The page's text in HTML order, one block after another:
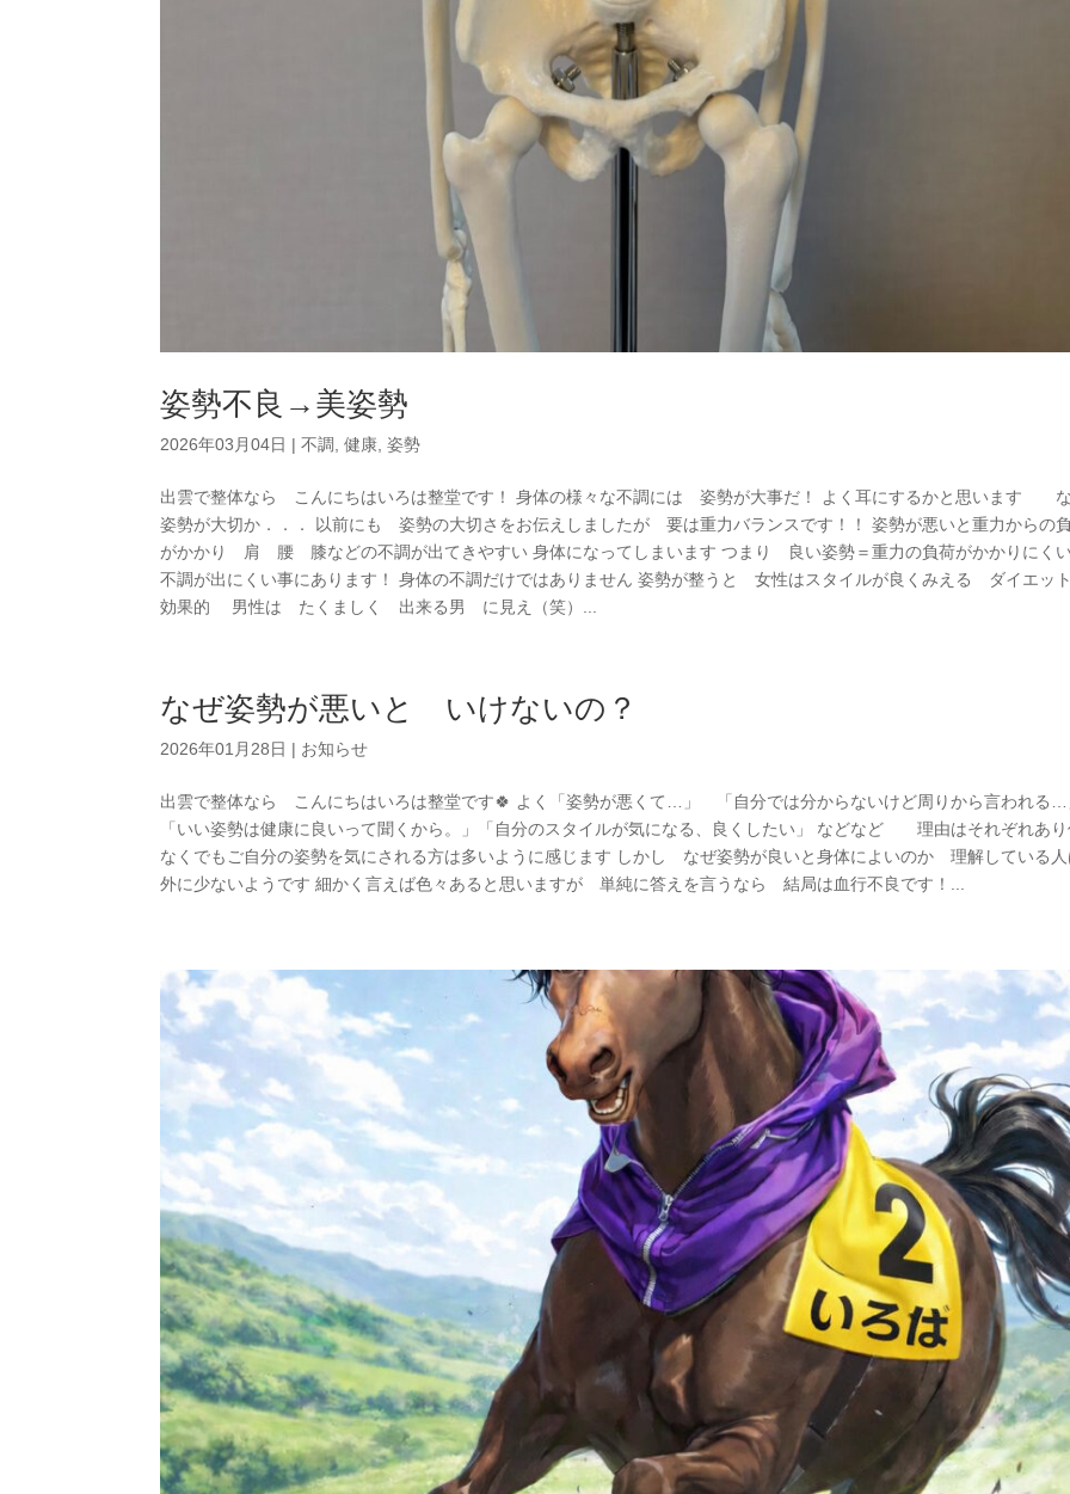
姿勢不良→美姿勢
2026年03月04日 |不調,健康,姿勢
出雲で整体なら こんにちはいろは整堂です！ 身体の様々な不調には 姿勢が大事だ！ よく耳にするかと思います
姿勢が大切か．．． 以前にも 姿勢の大切さをお伝えしましたが 要は重力バランスです！！ 姿勢が悪いと重力からの
がかかり 肩 腰 膝などの不調が出てきやすい 身体になってしまいます つまり 良い姿勢＝重力の負荷がかかりにく
不調が出にくい事にあります！ 身体の不調だけではありません 姿勢が整うと 女性はスタイルが良くみえる ダイエッ
効果的 男性は たくましく 出来る男 に見え（笑）...
なぜ姿勢が悪いと いけないの？
2026年01月28日 | お知らせ
出雲で整体なら こんにちはいろは整堂です🍀 よく「姿勢が悪くて…」 「自分では分からないけど周りから言われる
「いい姿勢は健康に良いって聞くから。」「自分のスタイルが気になる、良くしたい」 などなど 理由はそれぞれあ
なくでもご自分の姿勢を気にされる方は多いように感じます しかし なぜ姿勢が良いと身体によいのか 理解している
外に少ないようです 細かく言えば色々あると思いますが 単純に答えを言うなら 結局は血行不良です！...